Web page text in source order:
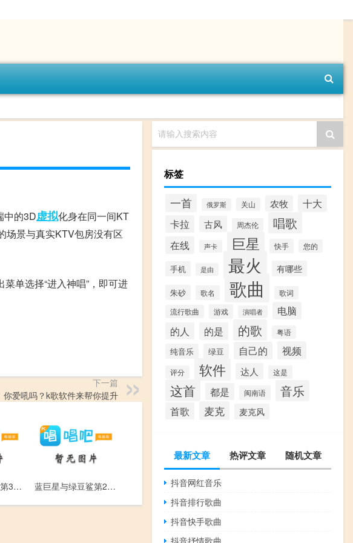
中的3D虚拟化身在同一间KT
场景与真实KTV包房没有区
单选择“进入神唱”，即可进
下一篇
你爱吼吗？k歌软件来帮你提升
蓝巨星与绿豆鲨第3集-抱抱绿豆鲨 蓝巨星与绿豆鲨第2集-绿豆鲨来了(下)
请输入搜索内容
标签
一首 俄罗斯 关山 农牧
十大
卡拉
古风 周杰伦 唱歌
在线 声卡 巨星 快手 您的
手机 是由 最火 有哪些
朱砂 歌名 歌曲
歌词
流行歌曲
游戏 演唱者 电脑
的人 的是 的歌 粤语
纯音乐 绿豆 自己的 视频
评分 软件 达人 这是
这首 都是 闽南语 音乐
首歌 麦克 麦克风
最新文章 热评文章 随机文章
抖音网红音乐
抖音排行歌曲
抖音快手歌曲
抖音抒情歌曲